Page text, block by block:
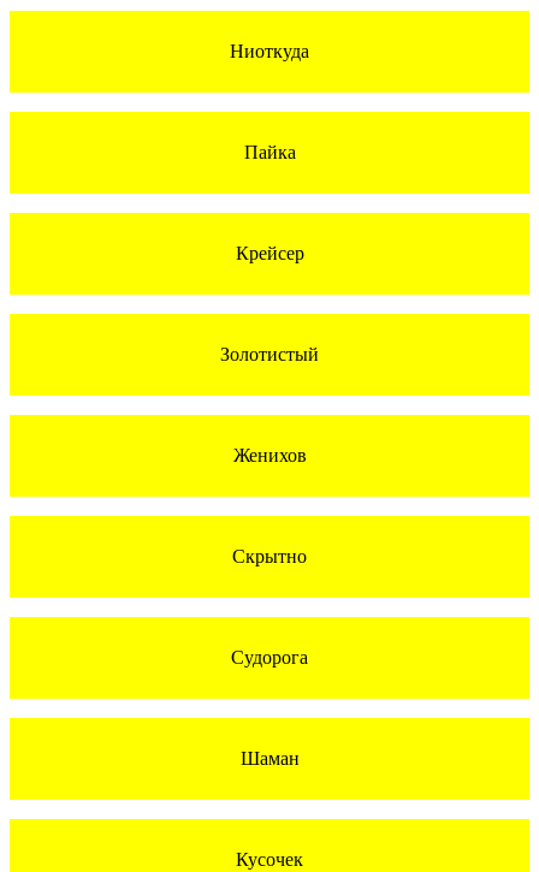
Ниоткуда
Пайка
Крейсер
Золотистый
Женихов
Скрытно
Судорога
Шаман
Кусочек